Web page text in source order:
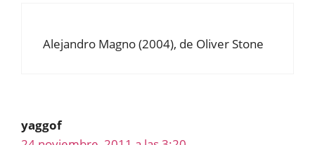
Alejandro Magno (2004), de Oliver Stone
yaggof